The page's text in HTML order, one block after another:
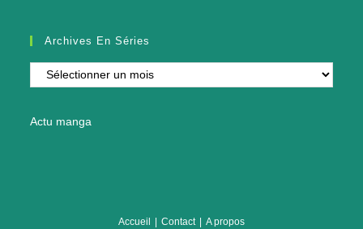
Archives En Séries
Archives
en
Actu manga
Accueil Contact A propos